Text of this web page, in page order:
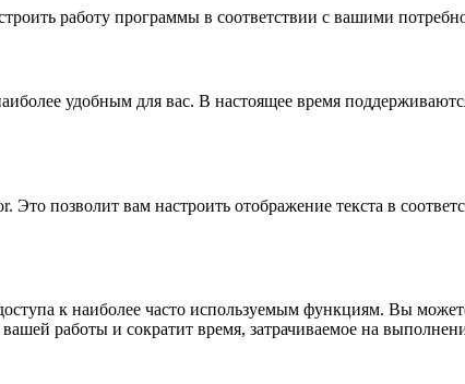
работу программы в соответствии с вашими
удобным для вас. В настоящее время
позволит вам настроить отображение текста в
к наиболее часто используемым функциям. Вы
работы и сократит время, затрачиваемое на